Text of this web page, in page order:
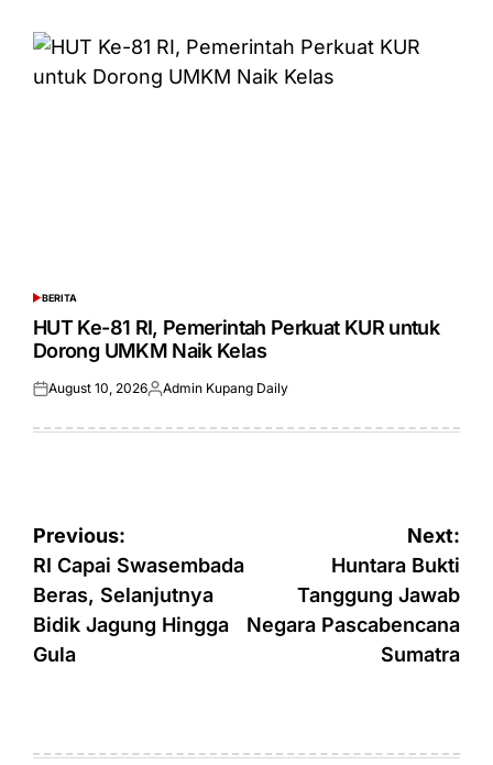
POSTED
IN
BERITA
HUT Ke-81 RI, Pemerintah Perkuat KUR untuk
Dorong UMKM Naik Kelas
Posted
August 10, 2026Posted
Admin Kupang Daily
Post
navigation
Previous:
RI Capai Swasembada
Beras, Selanjutnya
Bidik Jagung Hingga
Gula
Next:
Huntara Bukti
Tanggung Jawab
Negara Pascabencana
Sumatra